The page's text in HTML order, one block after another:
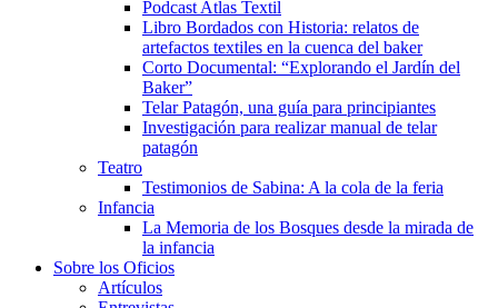
Podcast Atlas Textil
Libro Bordados con Historia: relatos de
artefactos textiles en la cuenca del baker
Corto Documental: “Explorando el Jardín del
Baker”
Telar Patagón, una guía para principiantes
Investigación para realizar manual de telar
patagón
Teatro
Testimonios de Sabina: A la cola de la feria
Infancia
La Memoria de los Bosques desde la mirada de
la infancia
Sobre los Oficios
Artículos